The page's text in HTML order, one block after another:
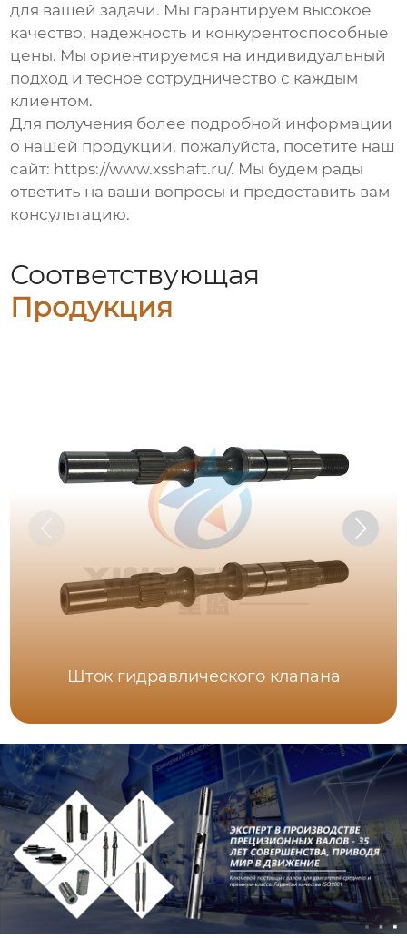
для вашей задачи. Мы гарантируем высокое
качество, надежность и конкурентоспособные
цены. Мы ориентируемся на индивидуальный
подход и тесное сотрудничество с каждым
клиентом.
Для получения более подробной информации
о нашей продукции, пожалуйста, посетите наш
сайт: https://www.xsshaft.ru/. Мы будем рады
ответить на ваши вопросы и предоставить вам
консультацию.
Соответствующая
Продукция
Шток гидравлического клапана